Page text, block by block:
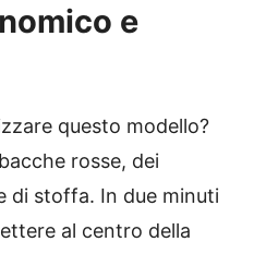
e
questo modello?
rosse, dei
di stoffa. In due minuti
al centro della